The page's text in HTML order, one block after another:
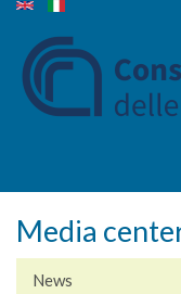
Media
News